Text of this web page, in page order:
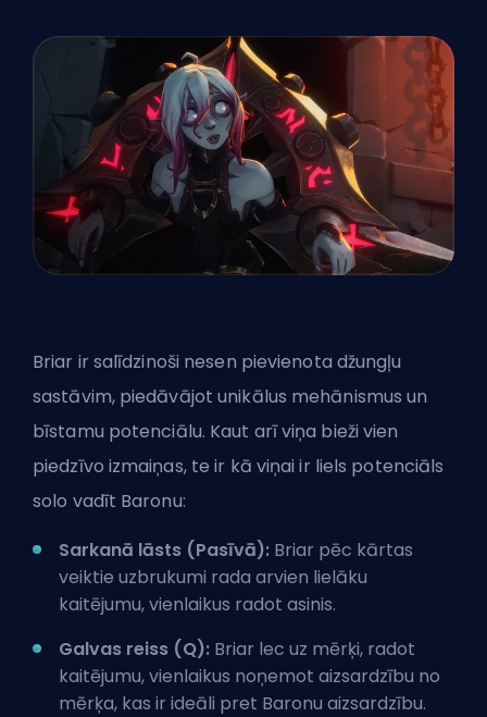
Briar ir salīdzinoši nesen pievienota džungļu
sastāvim, piedāvājot unikālus mehānismus un
bīstamu potenciālu. Kaut arī viņa bieži vien
piedzīvo izmaiņas, te ir kā viņai ir liels potenciāls
solo vadīt Baronu:
Sarkanā lāsts (Pasīvā): Briar pēc kārtas
veiktie uzbrukumi rada arvien lielāku
kaitējumu, vienlaikus radot asinis.
Galvas reiss (Q): Briar lec uz mērķi, radot
kaitējumu, vienlaikus noņemot aizsardzību no
mērķa, kas ir ideāli pret Baronu aizsardzību.